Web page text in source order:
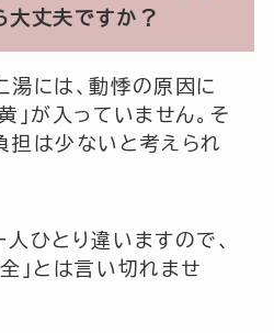
大丈夫ですか？
湯には、動悸の原因に
」が入っていません。そ
担は少ないと考えられ
ひとり違いますので、
全」とは言い切れませ